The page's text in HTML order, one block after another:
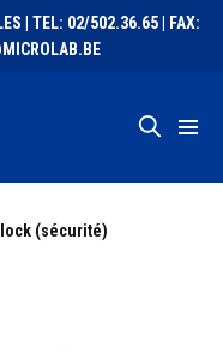
| TEL: 02/502.36.65 | FAX:
(sécurité)